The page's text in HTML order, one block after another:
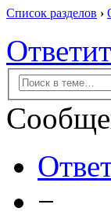
Список разделов ›
−